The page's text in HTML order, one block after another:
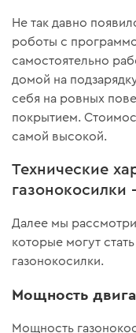
Не так давно
роботы с
самостоятельно
домой на
себя на ровных
покрытием.
самой высокой.
Технические
Далее мы
которые могут
газонокосилки.
Мощность
Мощность